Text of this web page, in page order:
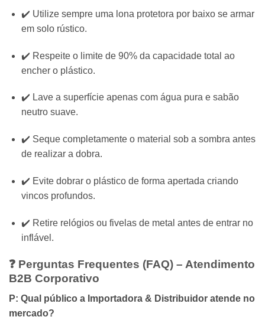
✔️ Utilize sempre uma lona protetora por baixo se armar
em solo rústico.
✔️ Respeite o limite de 90% da capacidade total ao
encher o plástico.
✔️ Lave a superfície apenas com água pura e sabão
neutro suave.
✔️ Seque completamente o material sob a sombra antes
de realizar a dobra.
✔️ Evite dobrar o plástico de forma apertada criando
vincos profundos.
✔️ Retire relógios ou fivelas de metal antes de entrar no
inflável.
❓ Perguntas Frequentes (FAQ) – Atendimento
B2B Corporativo
P: Qual público a Importadora & Distribuidor atende no
mercado?